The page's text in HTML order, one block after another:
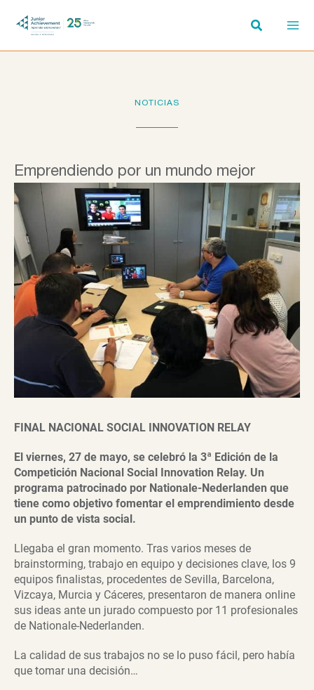
NOTICIAS
Emprendiendo por un mundo mejor
FINAL NACIONAL SOCIAL INNOVATION RELAY
El viernes, 27 de mayo, se celebró la 3ª Edición de la
Competición Nacional Social Innovation Relay. Un
programa patrocinado por Nationale-Nederlanden que
tiene como objetivo fomentar el emprendimiento desde
un punto de vista social.
Llegaba el gran momento. Tras varios meses de
brainstorming, trabajo en equipo y decisiones clave, los 9
equipos finalistas, procedentes de Sevilla, Barcelona,
Vizcaya, Murcia y Cáceres, presentaron de manera online
sus ideas ante un jurado compuesto por 11 profesionales
de Nationale-Nederlanden.
La calidad de sus trabajos no se lo puso fácil, pero había
que tomar una decisión…